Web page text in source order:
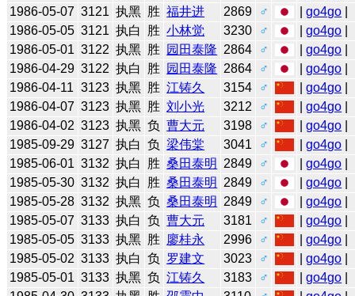
1986-05-07 3121 执黑 胜 福井进 2869 ♂ |go4go
1986-05-05 3121 执白 胜 小林觉 3230 ♂ |go4go
1986-05-01 3122 执黑 胜 园田泰隆 2864 ♂ |go4go
1986-04-29 3122 执白 胜 园田泰隆 2864 ♂ |go4go
1986-04-11 3123 执黑 胜 江铸久 3154 ♂ |go4go
1986-04-07 3123 执黑 胜 刘小光 3212 ♂ |go4go
1986-04-02 3123 执黑 负 曹大元 3198 ♂ |go4go
1985-09-29 3127 执白 负 梁伟棠 3041 ♂ |go4go
1985-06-01 3132 执白 胜 桑田泰明 2849 ♂ |go4go
1985-05-30 3132 执白 胜 桑田泰明 2849 ♂ |go4go
1985-05-28 3132 执黑 负 桑田泰明 2849 ♂ |go4go
1985-05-07 3133 执白 负 曹大元 3181 ♂ |go4go
1985-05-05 3133 执黑 胜 廖桂永 2996 ♂ |go4go
1985-05-02 3133 执白 负 罗建文 3023 ♂ |go4go
1985-05-01 3133 执黑 负 江铸久 3183 ♂ |go4go